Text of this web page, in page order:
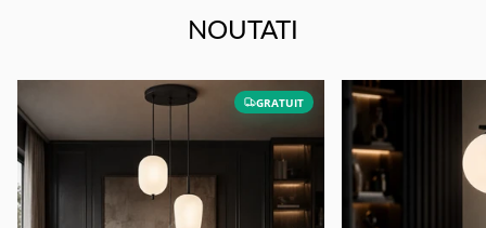
NOUTATI
GRATUIT